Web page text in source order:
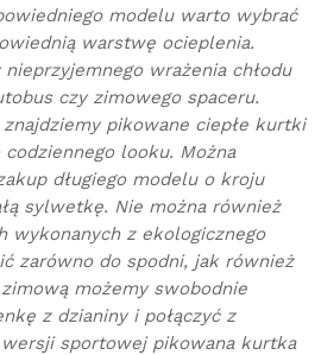
modelu warto wybrać
warstwę ocieplenia.
wrażenia chłodu
czy zimowego spaceru.
pikowane ciepłe kurtki
looku. Można
długiego modelu o kroju
sylwetkę. Nie można również
wykonanych z ekologicznego
zarówno do spodni, jak również
możemy swobodnie
z dzianiny i połączyć z
sportowej pikowana kurtka